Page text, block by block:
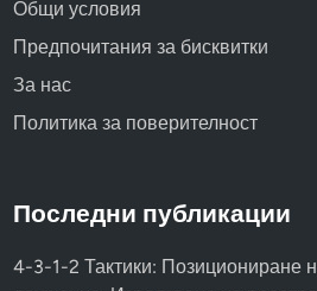
Общи условия
Предпочитания за бисквитки
За нас
Политика за поверителност
Последни публикации
4-3-1-2 Тактики: Позициониране